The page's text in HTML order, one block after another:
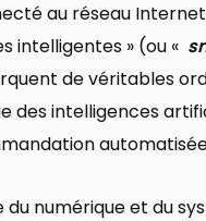
au réseau
intelligentes » (ou «
de véritables
des intelligences
numérique et du